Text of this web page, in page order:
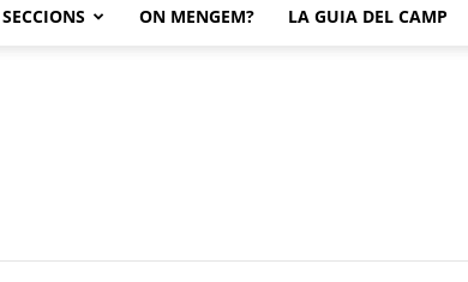
SECCIONS ON MENGEM? LA GUIA DEL CAMP